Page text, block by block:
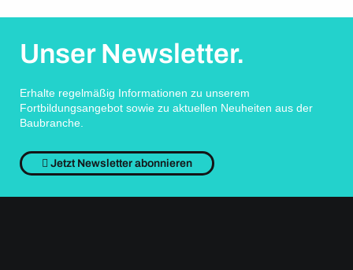
Unser Newsletter.
Erhalte regelmäßig Informationen zu unserem
Fortbildungsangebot sowie zu aktuellen Neuheiten aus der
Baubranche.
Jetzt Newsletter abonnieren